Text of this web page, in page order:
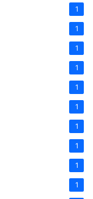
1
1
1
1
1
1
1
1
1
1